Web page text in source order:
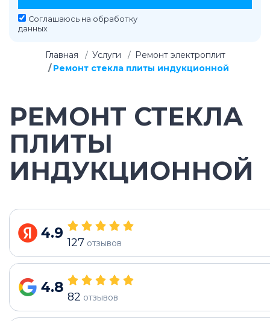
Соглашаюсь на обработку
данных
Главная Услуги
Ремонт электроплит
Ремонт стекла плиты индукционной
РЕМОНТ СТЕКЛА
ПЛИТЫ
ИНДУКЦИОННОЙ
4.9
127 отзывов
4.8
82 отзывов